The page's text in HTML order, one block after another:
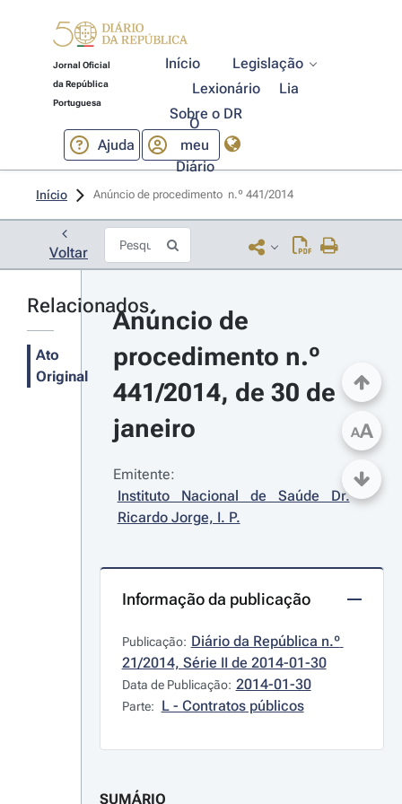
Jornal Oficial
da República
Portuguesa
Início
Legislação
Lexionário
Lia
Sobre o DR
Ajuda
O
meu
Diário
Início Anúncio de procedimento  n.º 441/2014
Voltar
Relacionados
Ato
Original
Anúncio de
procedimento n.º
441/2014, de 30 de
janeiro
Emitente:
Instituto Nacional de Saúde Dr.
Ricardo Jorge, I. P.
Informação da publicação
Publicação: Diário da República n.º
21/2014, Série II de 2014-01-30
Data de Publicação: 2014-01-30
Parte: L - Contratos públicos
SUMÁRIO
AA